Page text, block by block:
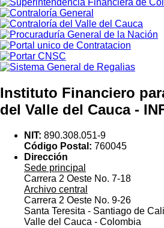
Instituto Financiero
del Valle del Cauca -
NIT: 890.308.051-9
Código Postal: 760045
Dirección
Sede principal
Carrera 2 Oeste No. 7-18
Archivo central
Carrera 2 Oeste No. 9-26
Santa Teresita - Santiago de Cali
Valle del Cauca - Colombia